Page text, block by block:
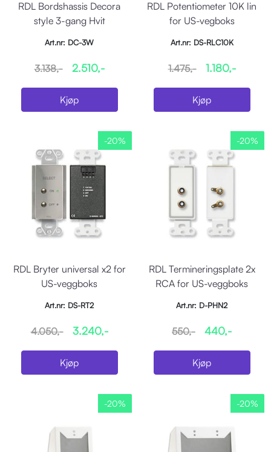
RDL Bordshassis Decora
style 3-gang Hvit
Art.nr: DC-3W
3.138,- 2.510,-
Kjøp
RDL Potentiometer 10K lin
for US-vegboks
Art.nr: DS-RLC10K
1.475,- 1.180,-
Kjøp
-20%
RDL Bryter universal x2 for
US-veggboks
Art.nr: DS-RT2
4.050,- 3.240,-
Kjøp
-20%
RDL Termineringsplate 2x
RCA for US-veggboks
Art.nr: D-PHN2
550,- 440,-
Kjøp
-20% -20%